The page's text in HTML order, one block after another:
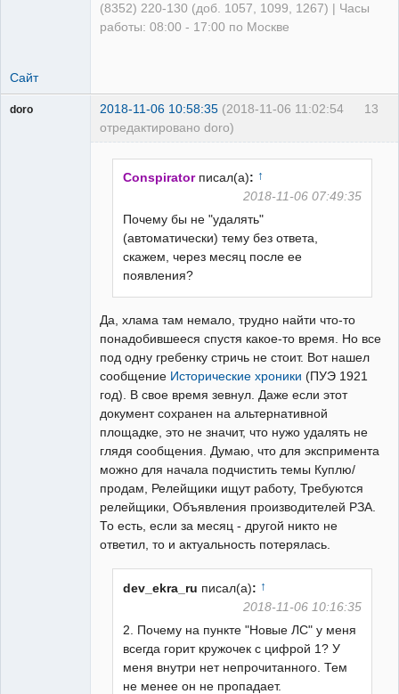
(8352) 220-130 (доб. 1057, 1099, 1267) | Часы
работы: 08:00 - 17:00 по Москве
Сайт
13
doro 2018-11-06 10:58:35 (2018-11-06 11:02:54
отредактировано doro)
Conspirator писал(а): ↑
2018-11-06 07:49:35
Почему бы не "удалять"
(автоматически) тему без ответа,
скажем, через месяц после ее
появления?
Да, хлама там немало, трудно найти что-то
понадобившееся спустя какое-то время. Но все
под одну гребенку стричь не стоит. Вот нашел
сообщение Исторические хроники (ПУЭ 1921
год). В свое время зевнул. Даже если этот
документ сохранен на альтернативной
площадке, это не значит, что нужо удалять не
глядя сообщения. Думаю, что для экспримента
можно для начала подчистить темы Куплю/
продам, Релейщики ищут работу, Требуются
релейщики, Объявления производителей РЗА.
То есть, если за месяц - другой никто не
ответил, то и актуальность потерялась.
dev_ekra_ru писал(а): ↑
2018-11-06 10:16:35
2. Почему на пункте "Новые ЛС" у меня
всегда горит кружочек с цифрой 1? У
меня внутри нет непрочитанного. Тем
не менее он не пропадает.